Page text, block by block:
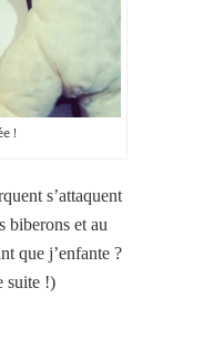
!
s’attaquent
biberons et au
que j’enfante ?
suite !)